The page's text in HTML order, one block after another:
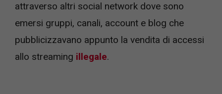
attraverso altri social network dove sono
emersi gruppi, canali, account e blog che
pubblicizzavano appunto la vendita di accessi
allo streaming illegale.